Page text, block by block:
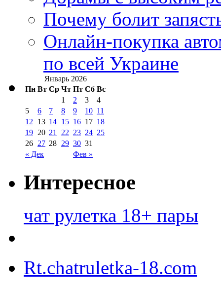
Почему болит
Онлайн-покупка
по всей Украине
Январь 2026
Пн Вт Ср Чт Пт Сб Вс
« Дек Фев »
1 2 3
4
5
6 7 8 9 10 11
12
13 14 15 16 17 18
19 20 21 22 23 24 25
26 27 28 29 30 31
Интересное
чат рулетка 18+ пары
Rt.chatruletka-18.com